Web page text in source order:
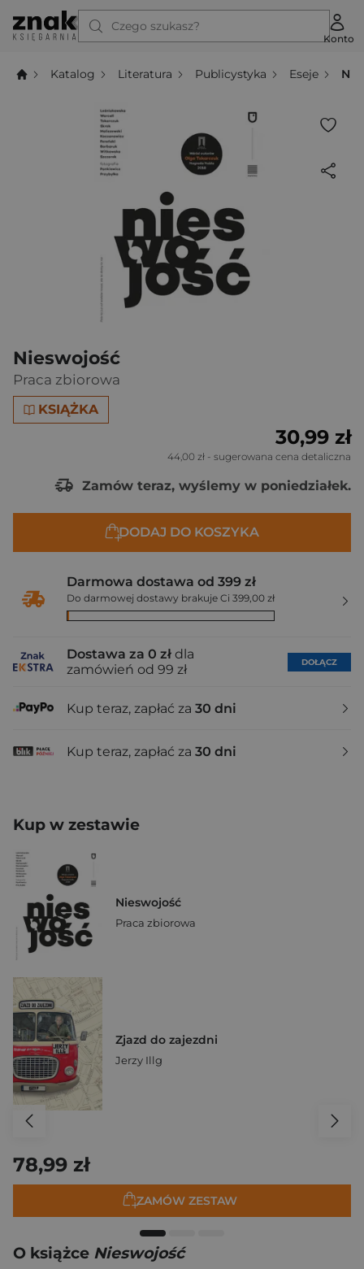
Czego szukasz?
Konto
Katalog Literatura Publicystyka Eseje
Nieswojość
Praca zbiorowa
KSIĄŻKA
30,99 zł
44,00 zł - sugerowana cena detaliczna
Zamów teraz, wyślemy w poniedziałek.
DODAJ DO KOSZYKA
Darmowa dostawa od 399 zł
Do darmowej dostawy brakuje Ci 399,00 zł
Dostawa za 0 zł dla
zamówień od 99 zł
DOŁĄCZ
Kup teraz, zapłać za 30 dni
Kup teraz, zapłać za 30 dni
Kup w zestawie
Nieswojość
Praca zbiorowa
Zjazd do zajezdni
Jerzy Illg
78,99 zł
ZAMÓW ZESTAW
O książce Nieswojość